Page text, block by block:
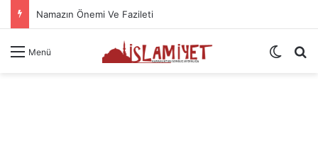
Namazın Önemi Ve Fazileti
Menü Dış